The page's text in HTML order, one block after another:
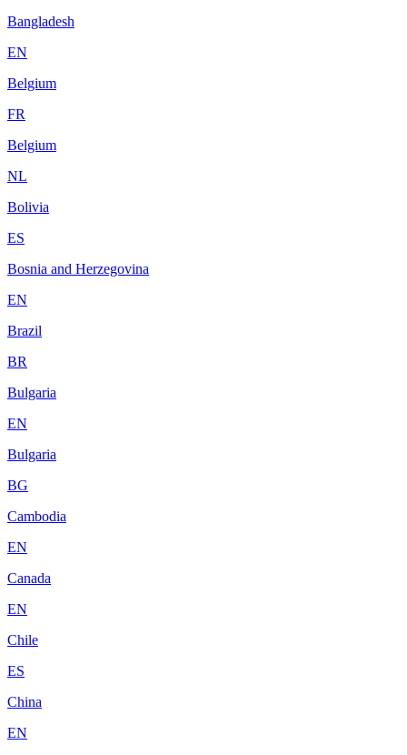
Bangladesh
EN
Belgium
FR
Belgium
NL
Bolivia
ES
Bosnia and Herzegovina
EN
Brazil
BR
Bulgaria
EN
Bulgaria
BG
Cambodia
EN
Canada
EN
Chile
ES
China
EN